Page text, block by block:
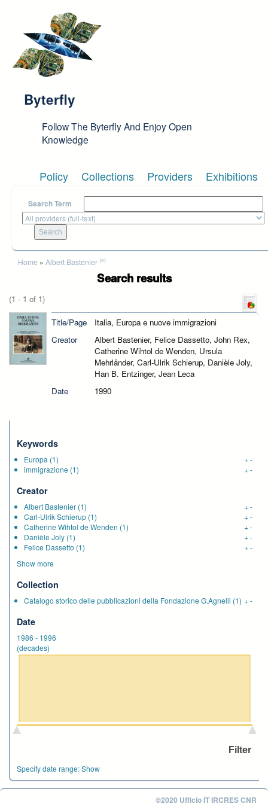
Byterfly
Follow The Byterfly And Enjoy Open
Knowledge
Policy Collections Providers Exhibitions
Search Term
You are here
Home » Albert Bastenier (x)
Search results
(1 - 1 of 1)
Title/Page
Italia, Europa e nuove immigrazioni
Creator
Albert Bastenier, Felice Dassetto, John Rex,
Catherine Wihtol de Wenden, Ursula
Mehrländer, Carl-Ulrik Schierup, Danièle Joly,
Han B. Entzinger, Jean Leca
Date
1990
Keywords
Europa (1) +-
immigrazione (1) +-
Creator
Albert Bastenier (1) +-
Carl-Ulrik Schierup (1) +-
Catherine Wihtol de Wenden (1) +-
Danièle Joly (1) +-
Felice Dassetto (1) +-
Show more
Collection
Catalogo storico delle pubblicazioni della Fondazione G.Agnelli (1) +-
Date
1986 - 1996
(decades)
Specify date range:Show
©2020 Ufficio IT IRCRES CNR